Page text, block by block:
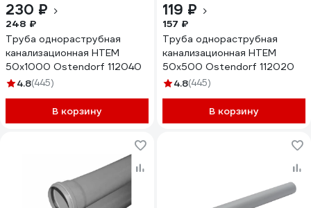
230 ₽
248 ₽
Труба однораструбная
канализационная HTEM
50х1000 Ostendorf 112040
4.8(445)
В корзину
119 ₽
157 ₽
Труба однораструбная
канализационная HTEM
50х500 Ostendorf 112020
4.8(445)
В корзину